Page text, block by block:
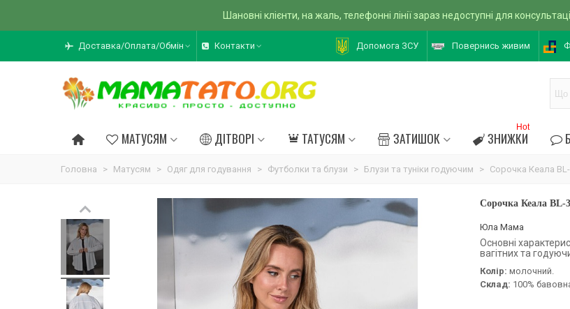
Шановні клієнти, на жаль, телефонні лінії зараз недоступні для
Доставка/Оплата/Обмін Контакти Допомога ЗСУ Повернись живим
МАТУСЯМ ДІТВОРІ ТАТУСЯМ ЗАТИШОК ЗНИЖКИ
Hot
Головна > Матусям > Одяг для годування > Футболки та блузи > Блузи та туніки годуючим > Сорочка Кеала
Сорочка Кеала BL-
Юла Мама
Основні
вагітних та
Колір: молочний.
Склад: 100%